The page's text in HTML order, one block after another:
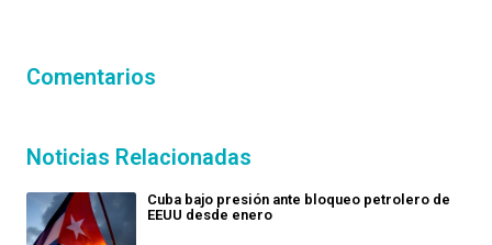
Comentarios
Noticias Relacionadas
Cuba bajo presión ante bloqueo petrolero de
EEUU desde enero